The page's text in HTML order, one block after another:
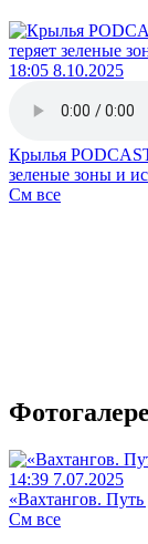
18:05 8.10.2025
Крылья
зеленые зоны и
См все
14:39 7.07.2025
«Вахтангов.
См все